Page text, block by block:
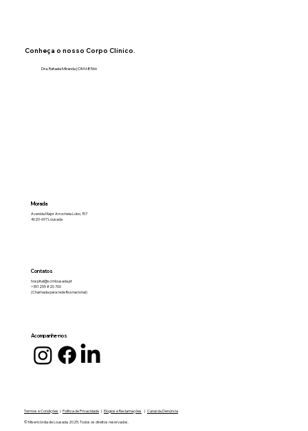
Conheça o nosso Corpo Clínico.
Dra. Rafaela Miranda | OM 68566
Morada
Avenida Major Arrochela Lobo, 157
4620-697 Lousada
Contatos
hospital@scmlousada.pt
+351 255 820 700
(Chamada para rede fixa nacional)
Acompanhe-nos
Termos e Condições Política de Privacidade| Elogios e Reclamações Canal da Denúncia
© Misericórdia de Lousada 2025. Todos os direitos reservados.